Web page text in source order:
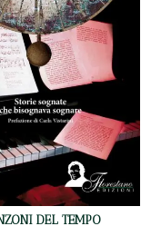
DEL TEMPO